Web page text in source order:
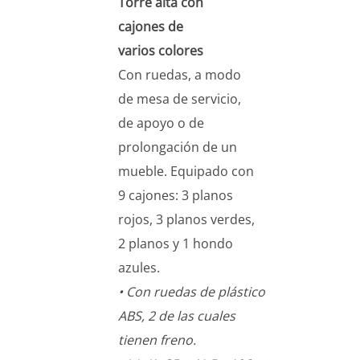
cajones de
varios colores
Con ruedas, a modo
de mesa de servicio,
de apoyo o de
prolongación de un
mueble. Equipado con
9 cajones: 3 planos
rojos, 3 planos verdes,
2 planos y 1 hondo
azules.
• Con ruedas de plástico
ABS, 2 de las cuales
tienen freno.